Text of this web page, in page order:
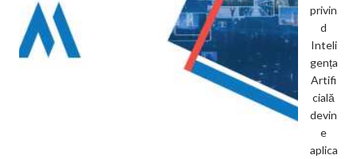
privin
d
Inteli
gența
Artifi
cială
devin
e
aplica